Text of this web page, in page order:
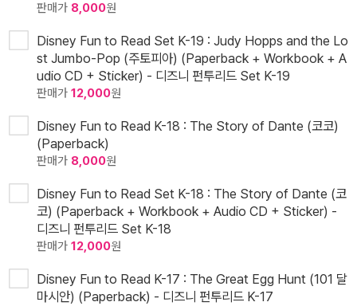
판매가 8,000원
Disney Fun to Read Set K-19 : Judy Hopps and the Lo
st Jumbo-Pop (주토피아) (Paperback + Workbook + A
udio CD + Sticker) - 디즈니 펀투리드 Set K-19
판매가 12,000원
Disney Fun to Read K-18 : The Story of Dante (코코)
(Paperback)
판매가 8,000원
Disney Fun to Read Set K-18 : The Story of Dante (코
코) (Paperback + Workbook + Audio CD + Sticker) -
디즈니 펀투리드 Set K-18
판매가 12,000원
Disney Fun to Read K-17 : The Great Egg Hunt (101 달
마시안) (Paperback) - 디즈니 펀투리드 K-17